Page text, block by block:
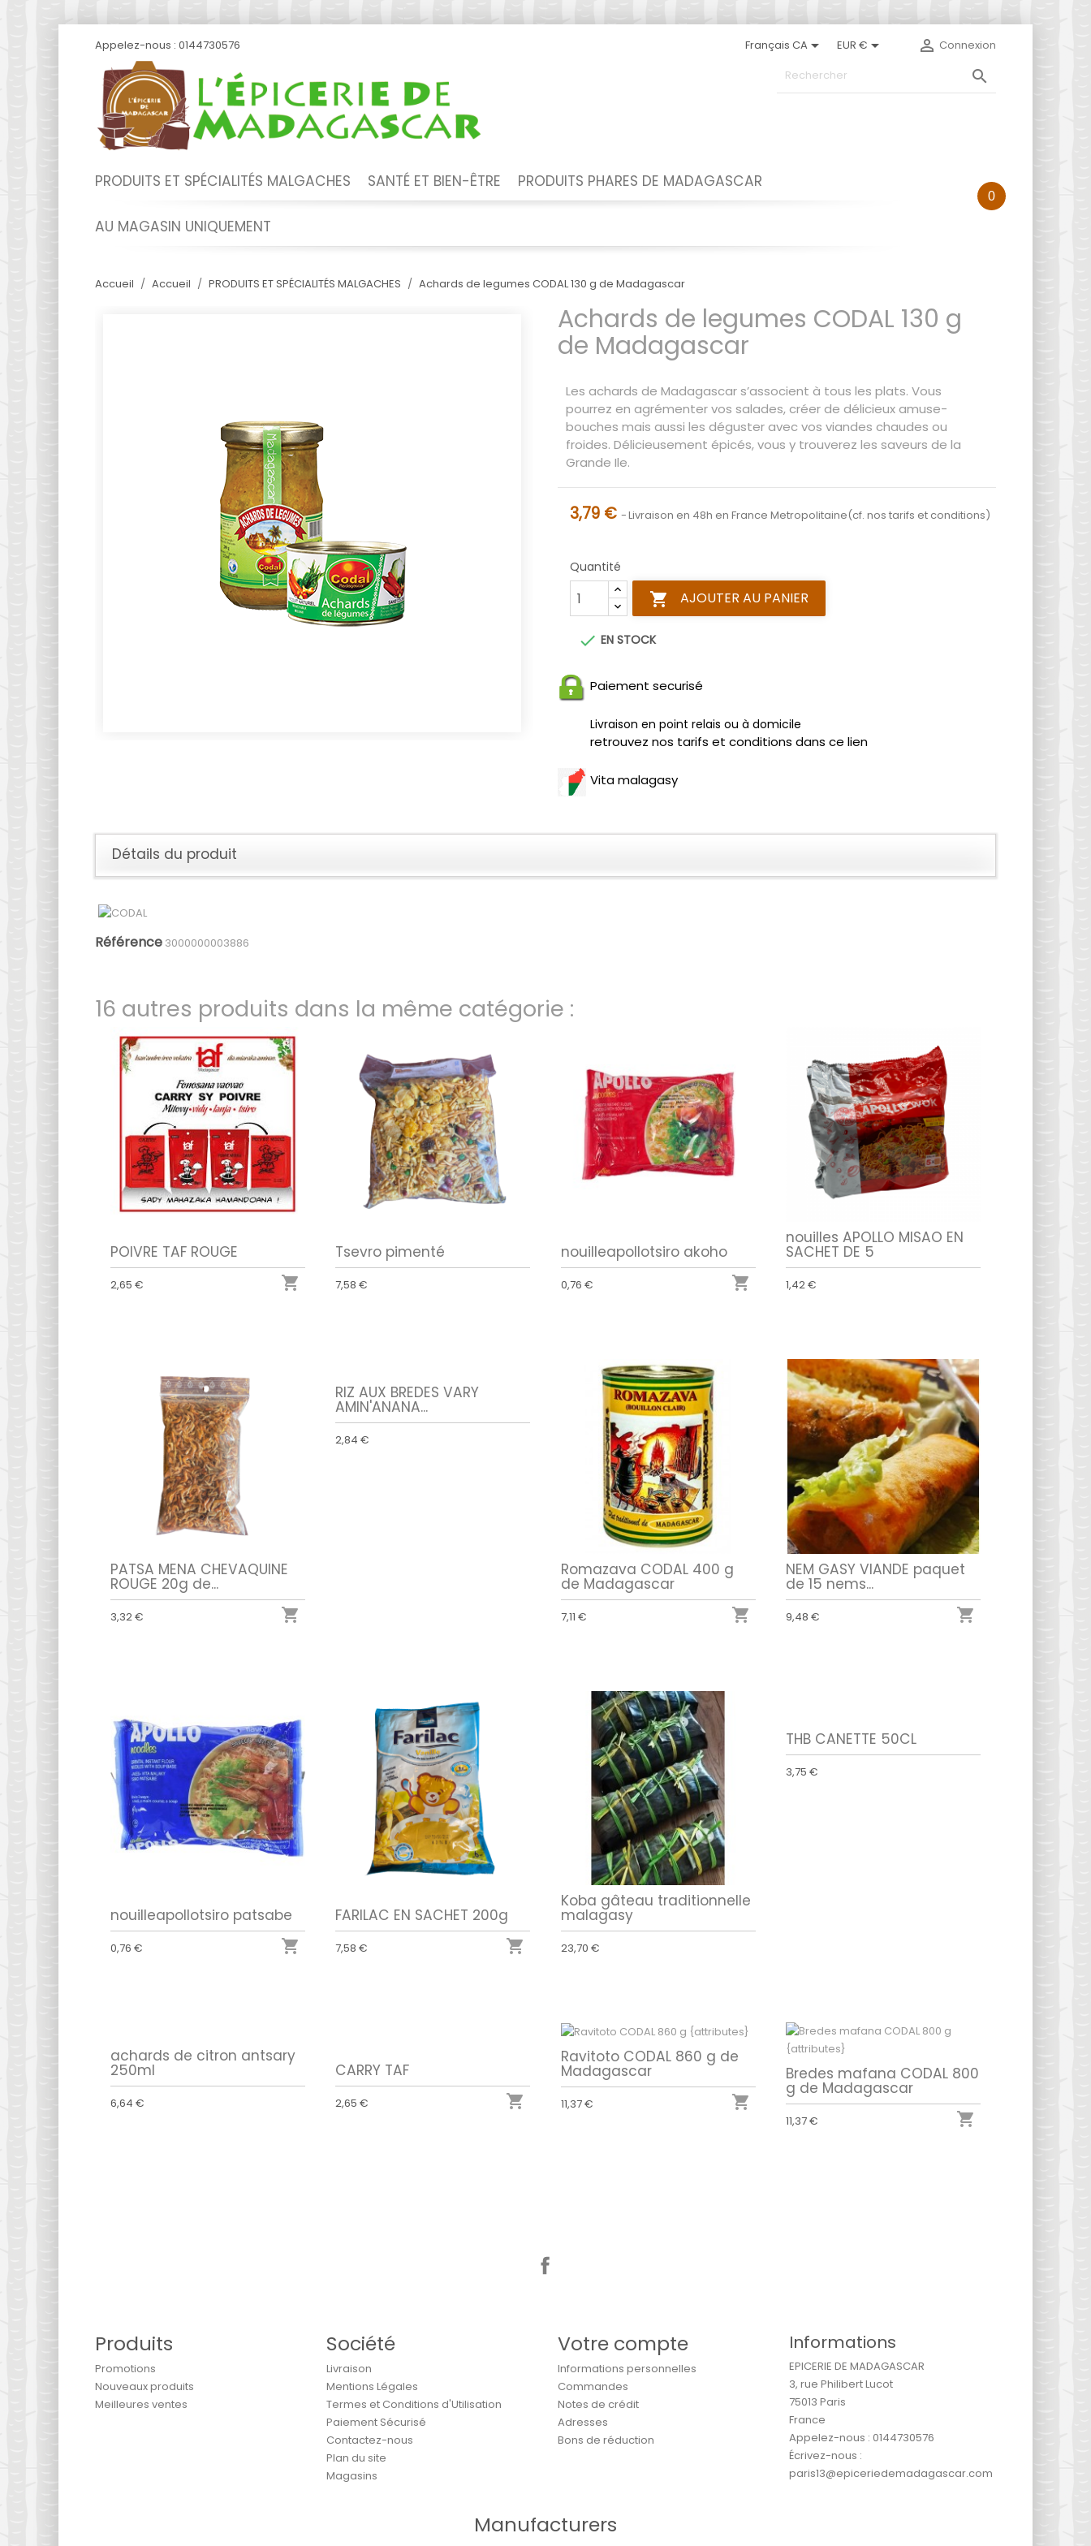
Appelez-nous : 0144730576 Français CA EUR €  Connexion

PRODUITS ET SPÉCIALITÉS MALGACHES SANTÉ ET BIEN-ÊTRE PRODUITS PHARES DE MADAGASCAR
AU MAGASIN UNIQUEMENT
0
Accueil Accueil PRODUITS ET SPÉCIALITÉS MALGACHES Achards de legumes CODAL 130 g de Madagascar
Achards de legumes CODAL 130 g
de Madagascar
Les achards de Madagascar s’associent à tous les plats. Vous
pourrez en agrémenter vos salades, créer de délicieux amuse-
bouches mais aussi les déguster avec vos viandes chaudes ou
froides. Délicieusement épicés, vous y trouverez les saveurs de la
Grande Ile.​
3,79 € Livraison en 48h en France Metropolitaine(cf. nos tarifs et conditions)
Quantité
 AJOUTER AU PANIER
 EN STOCK
Paiement securisé
Livraison en point relais ou à domicile
retrouvez nos tarifs et conditions dans ce lien
Vita malagasy
Détails du produit
Référence 3000000003886
16 autres produits dans la même catégorie :
POIVRE TAF ROUGE
2,65 € 
Tsevro pimenté
7,58 €
nouilleapollotsiro akoho
0,76 € 
nouilles APOLLO MISAO EN
SACHET DE 5
1,42 €
PATSA MENA CHEVAQUINE
ROUGE 20g de...
3,32 € 
RIZ AUX BREDES VARY
AMIN'ANANA...
2,84 €
Romazava CODAL 400 g
de Madagascar
7,11 € 
NEM GASY VIANDE paquet
de 15 nems...
9,48 € 
nouilleapollotsiro patsabe
0,76 € 
FARILAC EN SACHET 200g
7,58 € 
Koba gâteau traditionnelle
malagasy
23,70 €
THB CANETTE 50CL
3,75 €
achards de citron antsary
250ml
6,64 €
CARRY TAF
2,65 € 
Ravitoto CODAL 860 g de
Madagascar
11,37 € 
Bredes mafana CODAL 800
g de Madagascar
11,37 € 
Produits
Promotions
Nouveaux produits
Meilleures ventes
Société
Livraison
Mentions Légales
Termes et Conditions d'Utilisation
Paiement Sécurisé
Contactez-nous
Plan du site
Magasins
Votre compte
Informations personnelles
Commandes
Notes de crédit
Adresses
Bons de réduction
Informations
EPICERIE DE MADAGASCAR
3, rue Philibert Lucot
75013 Paris
France
Appelez-nous : 0144730576
Écrivez-nous :
paris13@epiceriedemadagascar.com
Manufacturers